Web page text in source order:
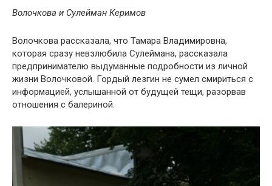
Волочкова и Сулейман Керимов
Волочкова рассказала, что Тамара Владимировна,
которая сразу невзлюбила Сулеймана, рассказала
предпринимателю выдуманные подробности из личной
жизни Волочковой. Гордый лезгин не сумел смириться с
информацией, услышанной от будущей тещи, разорвав
отношения с балериной.